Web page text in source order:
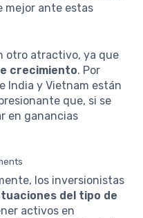
mejor ante estas
otro atractivo, ya que
crecimiento. Por
India y Vietnam están
que, si se
en ganancias
los inversionistas
del tipo de
activos en